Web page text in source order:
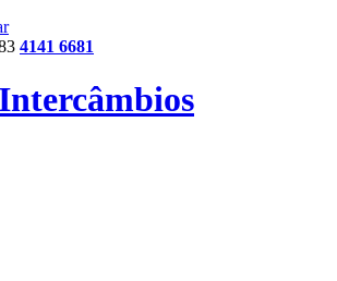
4141 6681